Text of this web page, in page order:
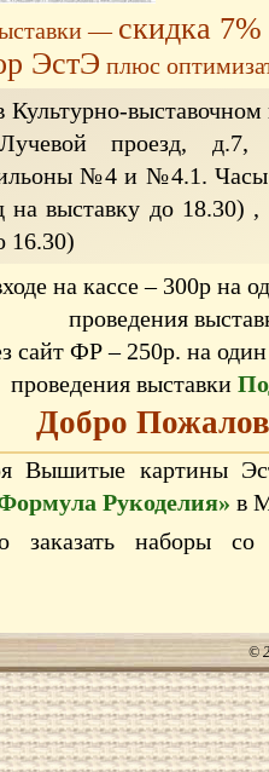
— скидка
ЭстЭ плюс
Культурно-
проезд, д.7,
№4 и №4.1.
на выставку до 18.30)
16.30)
на кассе – 300р на
проведения
сайт ФР – 250р. на
проведения выставки
Добро
Вышитые картины
Рукоделия» в
наборы со
©